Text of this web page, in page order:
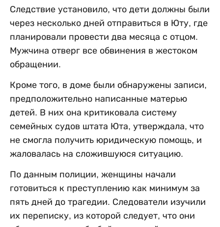
Следствие установило, что дети должны были
через несколько дней отправиться в Юту, где
планировали провести два месяца с отцом.
Мужчина отверг все обвинения в жестоком
обращении.
Кроме того, в доме были обнаружены записи,
предположительно написанные матерью
детей. В них она критиковала систему
семейных судов штата Юта, утверждала, что
не смогла получить юридическую помощь, и
жаловалась на сложившуюся ситуацию.
По данным полиции, женщины начали
готовиться к преступлению как минимум за
пять дней до трагедии. Следователи изучили
их переписку, из которой следует, что они